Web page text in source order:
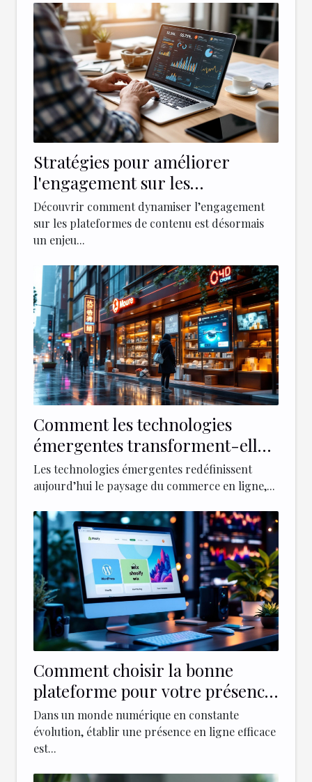
Stratégies pour améliorer
l'engagement sur les
plateformes de contenu
Découvrir comment dynamiser l’engagement
sur les plateformes de contenu est désormais
un enjeu...
Comment les technologies
émergentes transforment-elles
le commerce en ligne ?
Les technologies émergentes redéfinissent
aujourd’hui le paysage du commerce en ligne,...
Comment choisir la bonne
plateforme pour votre présence
en ligne
Dans un monde numérique en constante
évolution, établir une présence en ligne efficace
est...